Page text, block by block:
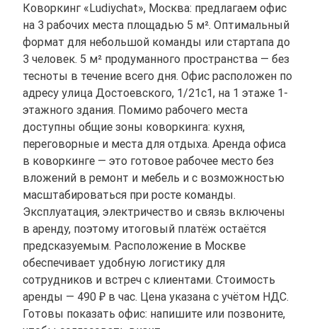
Коворкинг «Ludiychat», Москва: предлагаем офис
на 3 рабочих места площадью 5 м². Оптимальный
формат для небольшой команды или стартапа до
3 человек. 5 м² продуманного пространства — без
тесноты в течение всего дня. Офис расположен по
адресу улица Достоевского, 1/21с1, на 1 этаже 1-
этажного здания. Помимо рабочего места
доступны общие зоны коворкинга: кухня,
переговорные и места для отдыха. Аренда офиса
в коворкинге — это готовое рабочее место без
вложений в ремонт и мебель и с возможностью
масштабироваться при росте команды.
Эксплуатация, электричество и связь включены
в аренду, поэтому итоговый платёж остаётся
предсказуемым. Расположение в Москве
обеспечивает удобную логистику для
сотрудников и встреч с клиентами. Стоимость
аренды — 490 ₽ в час. Цена указана с учётом НДС.
Готовы показать офис: напишите или позвоните,